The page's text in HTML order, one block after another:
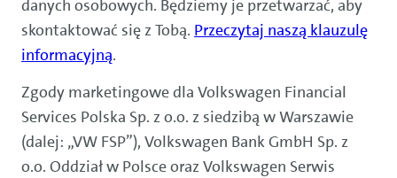
danych osobowych. Będziemy je przetwarzać, aby
skontaktować się z Tobą. Przeczytaj naszą klauzulę
informacyjną.
Zgody marketingowe dla Volkswagen Financial
Services Polska Sp. z o.o. z siedzibą w Warszawie
(dalej: „VW FSP”), Volkswagen Bank GmbH Sp. z
o.o. Oddział w Polsce oraz Volkswagen Serwis